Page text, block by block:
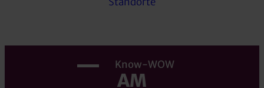
Know-WOW
AM